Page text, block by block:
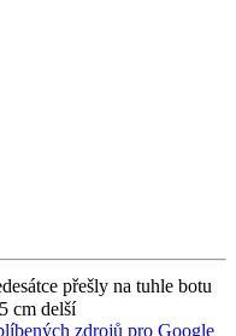
přešly na tuhle botu
cm delší
zdrojů pro Google